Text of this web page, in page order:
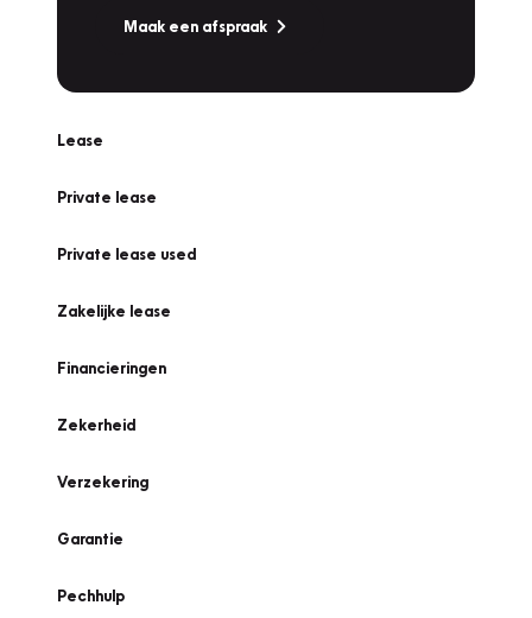
Maak een afspraak
Lease
Private lease
Private lease used
Zakelijke lease
Financieringen
Zekerheid
Verzekering
Garantie
Pechhulp